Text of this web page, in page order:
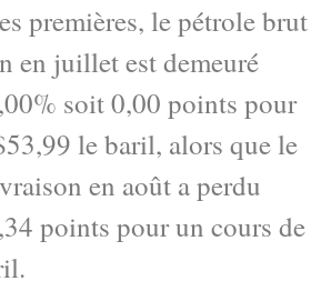
premières, le pétrole brut
en juillet est demeuré
soit 0,00 points pour
le baril, alors que le
en août a perdu
points pour un cours de